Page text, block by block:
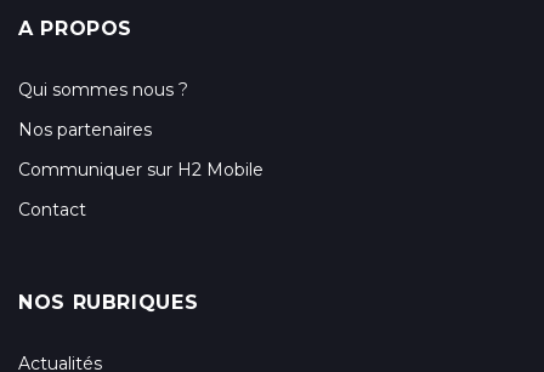
A PROPOS
Qui sommes nous ?
Nos partenaires
Communiquer sur H2 Mobile
Contact
NOS RUBRIQUES
Actualités